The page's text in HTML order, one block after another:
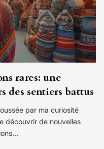
rares: une
des sentiers battus
par ma curiosité
découvrir de nouvelles